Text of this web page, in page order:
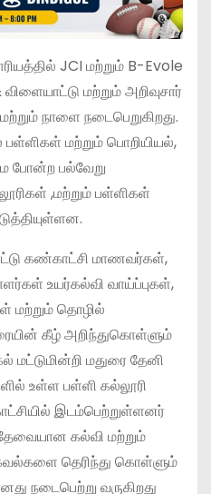
JCI மற்றும் B-Evole
மற்றும் அறிவுசார்
நாளை நடைபெறுகிறது.
மற்றும் பொறியியல்,
போன்ற பல்வேறு
,மற்றும் பள்ளிகள்
கண்காட்சி மாணவர்கள்,
உயர்கல்வி வாய்ப்புகள்,
மற்றும் தொழில்
கீழ் அறிந்துகொள்ளும்
மட்டுமின்றி மதுரை தேனி
உள்ள பள்ளி கல்லூரி
இடம்பெற்றுள்ளனர்
கல்வி மற்றும்
தெரிந்து கொள்ளும்
நடைபெற்று வருகிறது